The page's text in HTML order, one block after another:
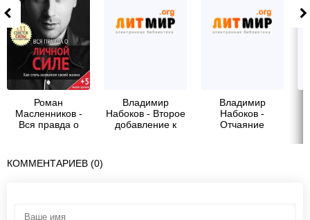
Роман
Масленников -
Вся правда о
своей жизни
Владимир
Набоков - Второе
добавление к
Владимир
Набоков -
Отчаяние
КОММЕНТАРИЕВ (0)